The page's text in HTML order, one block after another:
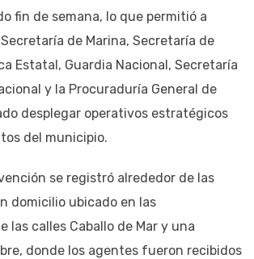
fin de semana, lo que permitió a
de Marina, Secretaría de
Estatal, Guardia Nacional, Secretaría
y la Procuraduría General de
desplegar operativos estratégicos
del municipio.
se registró alrededor de las
domicilio ubicado en las
las calles Caballo de Mar y una
donde los agentes fueron recibidos